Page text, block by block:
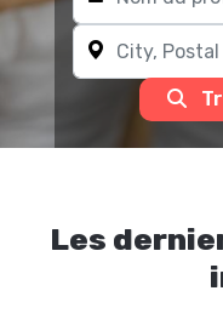
Les